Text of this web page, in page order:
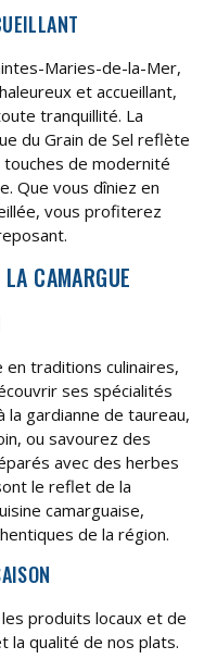
Maries-de-la-Mer,
et accueillant,
tranquillité. La
du Grain de Sel reflète
touches de modernité
Que vous dîniez en
vous profiterez
CAMARGUE
en traditions culinaires,
ses spécialités
la gardianne de taureau,
ou savourez des
avec des herbes
le reflet de la
camarguaise,
de la région.
produits locaux et de
la qualité de nos plats.